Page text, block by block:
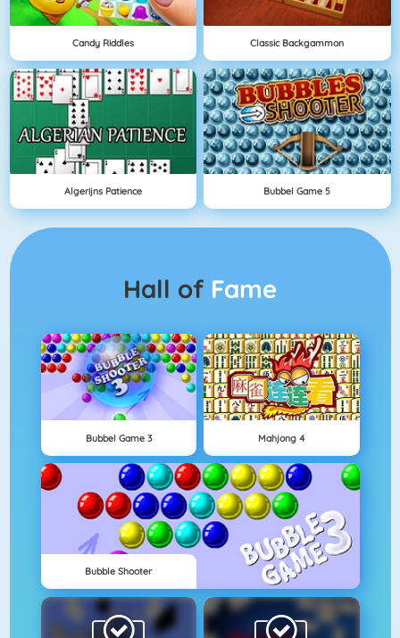
Candy Riddles Classic Backgammon
Algerijns Patience Bubbel Game 5
Hall of Fame
Bubbel Game 3 Mahjong 4
Bubble Shooter